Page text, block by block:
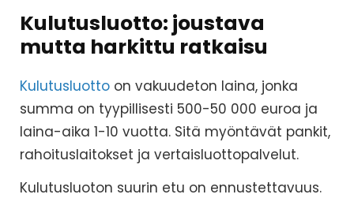
Kulutusluotto: joustava
mutta harkittu ratkaisu
Kulutusluotto on vakuudeton laina, jonka
summa on tyypillisesti 500-50 000 euroa ja
laina-aika 1-10 vuotta. Sitä myöntävät pankit,
rahoituslaitokset ja vertaisluottopalvelut.
Kulutusluoton suurin etu on ennustettavuus.